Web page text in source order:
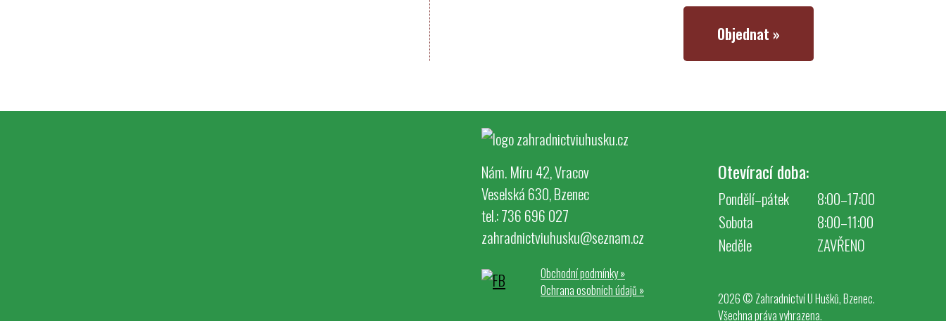
Objednat »
Nám. Míru 42, Vracov
Veselská 630, Bzenec
tel.: 736 696 027
zahradnictviuhusku@seznam.cz
Obchodní podmínky»
Ochrana osobních údajů »
Otevírací doba:
Pondělí–pátek
8:00–17:00
Sobota
8:00–11:00
Neděle
ZAVŘENO
2026 © Zahradnictví U Hušků, Bzenec.
Všechna práva vyhrazena.